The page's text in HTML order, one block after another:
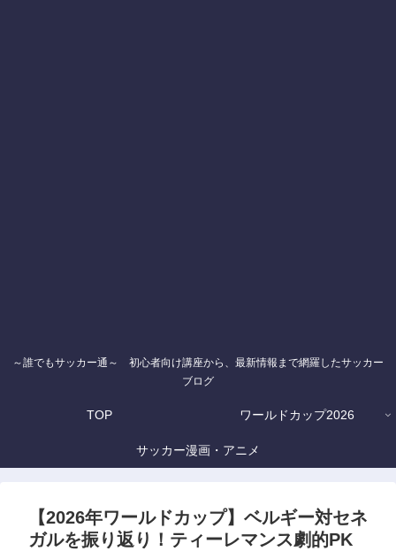
～誰でもサッカー通～ 初心者向け講座から、最新情報まで網羅したサッカー
ブログ
TOP ワールドカップ2026
サッカー漫画・アニメ
【2026年ワールドカップ】ベルギー対セネ
ガルを振り返り！ティーレマンス劇的PK